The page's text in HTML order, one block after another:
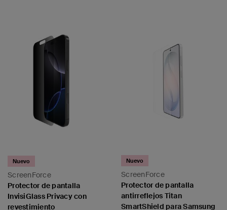
ScreenForce
Nuevo
Protector de pantalla
InvisiGlass Privacy con
revestimiento
ScreenForce
Nuevo
Protector de pantalla
antirreflejos Titan
SmartShield para Samsung